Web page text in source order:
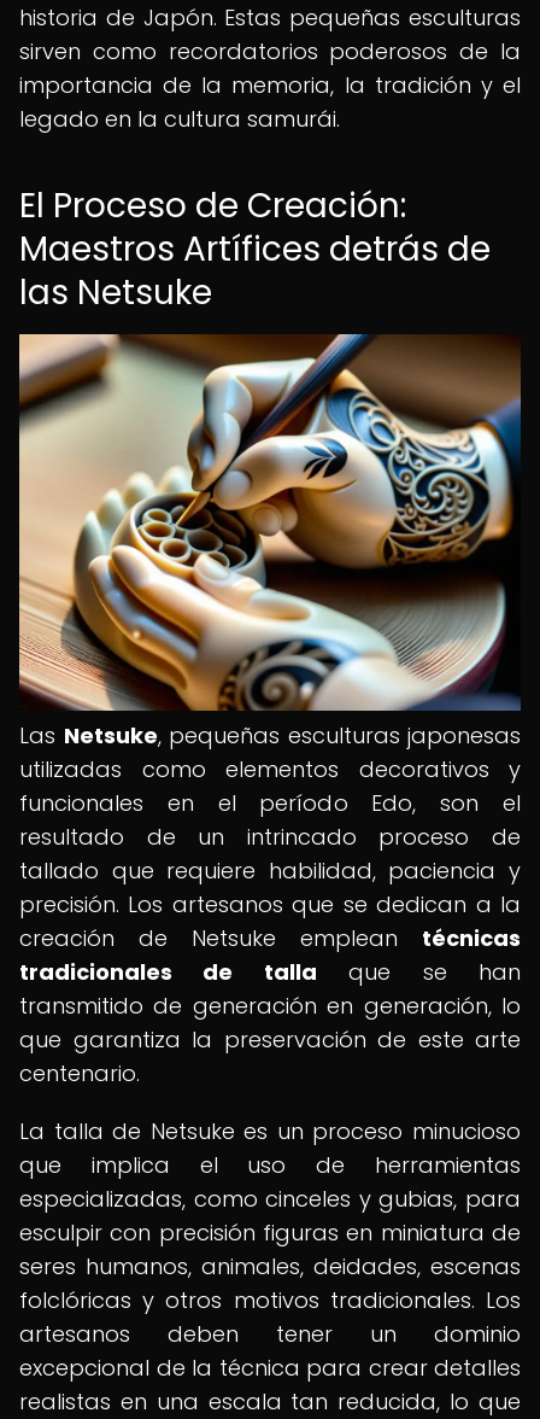
historia de Japón. Estas pequeñas esculturas
sirven como recordatorios poderosos de la
importancia de la memoria, la tradición y el
legado en la cultura samurái.
El Proceso de Creación:
Maestros Artífices detrás de
las Netsuke
Las Netsuke, pequeñas esculturas japonesas
utilizadas como elementos decorativos y
funcionales en el período Edo, son el
resultado de un intrincado proceso de
tallado que requiere habilidad, paciencia y
precisión. Los artesanos que se dedican a la
creación de Netsuke emplean técnicas
tradicionales de talla que se han
transmitido de generación en generación, lo
que garantiza la preservación de este arte
centenario.
La talla de Netsuke es un proceso minucioso
que implica el uso de herramientas
especializadas, como cinceles y gubias, para
esculpir con precisión figuras en miniatura de
seres humanos, animales, deidades, escenas
folclóricas y otros motivos tradicionales. Los
artesanos deben tener un dominio
excepcional de la técnica para crear detalles
realistas en una escala tan reducida, lo que